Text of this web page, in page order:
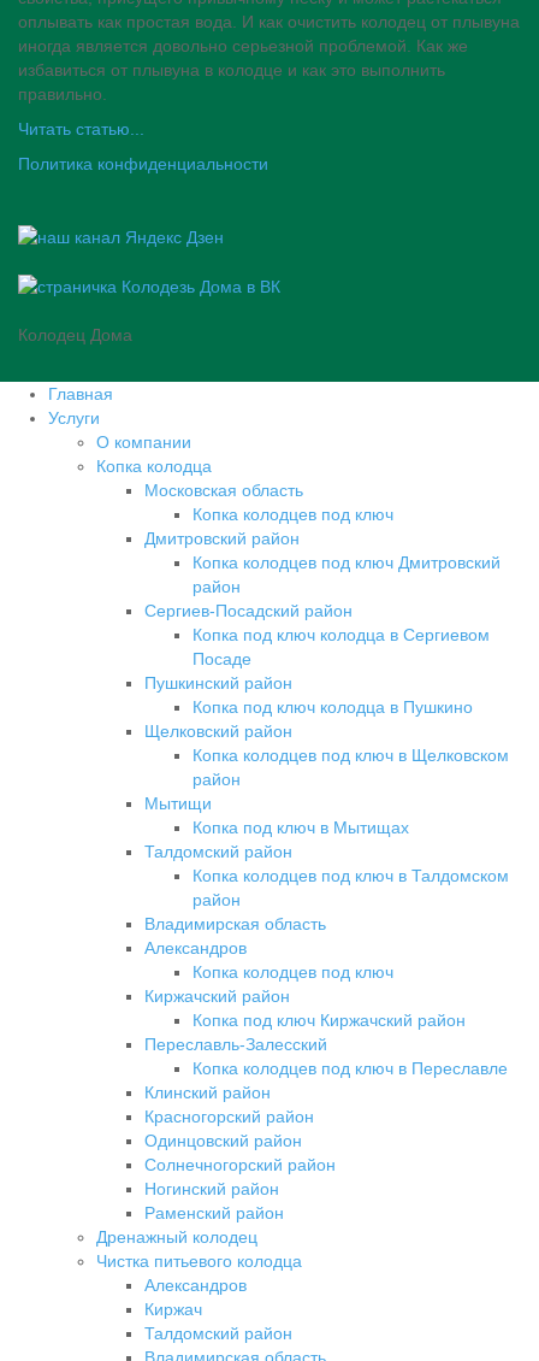
оплывать как простая вода. И как очистить колодец от плывуна
иногда является довольно серьезной проблемой. Как же
избавиться от плывуна в колодце и как это выполнить
правильно.
Читать статью...
Политика конфиденциальности
Колодец Дома
Главная
Услуги
О компании
Копка колодца
Московская область
Копка колодцев под ключ
Дмитровский район
Копка колодцев под ключ Дмитровский
район
Сергиев-Посадский район
Копка под ключ колодца в Сергиевом
Посаде
Пушкинский район
Копка под ключ колодца в Пушкино
Щелковский район
Копка колодцев под ключ в Щелковском
район
Мытищи
Копка под ключ в Мытищах
Талдомский район
Копка колодцев под ключ в Талдомском
район
Владимирская область
Александров
Копка колодцев под ключ
Киржачский район
Копка под ключ Киржачский район
Переславль-Залесский
Копка колодцев под ключ в Переславле
Клинский район
Красногорский район
Одинцовский район
Солнечногорский район
Ногинский район
Раменский район
Дренажный колодец
Чистка питьевого колодца
Александров
Киржач
Талдомский район